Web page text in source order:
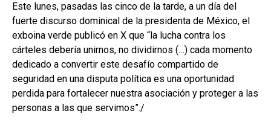
Este lunes, pasadas las cinco de la tarde, a un día del
fuerte discurso dominical de la presidenta de México, el
exboina verde publicó en X que “la lucha contra los
cárteles debería unirnos, no dividirnos (…) cada momento
dedicado a convertir este desafío compartido de
seguridad en una disputa política es una oportunidad
perdida para fortalecer nuestra asociación y proteger a las
personas a las que servimos”./